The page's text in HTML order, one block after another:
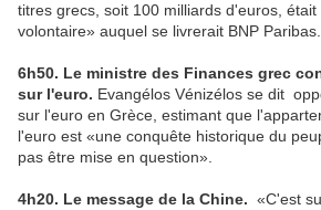
titres grecs, soit 100 milliards d'euros,
volontaire» auquel se livrerait BNP Paribas.
6h50. Le ministre des Finances grec
sur l'euro. Evangélos Vénizélos se dit
sur l'euro en Grèce, estimant que
l'euro est «une conquête historique du
pas être mise en question».
4h20. Le message de la Chine. «C'est